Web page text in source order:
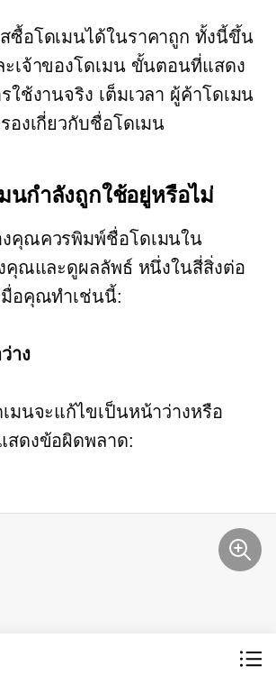
ซื้อโดเมนได้ในราคาถูก ทั้งนี้ขึ้น
เจ้าของโดเมน ขั้นตอนที่แสดง
ใช้งานจริง เต็มเวลา ผู้ค้าโดเมน
องเกี่ยวกับชื่อโดเมน
นกำลังถูกใช้อยู่หรือไม่
คุณควรพิมพ์ชื่อโดเมนใน
คุณและดูผลลัพธ์ หนึ่งในสี่สิ่งต่อ
มื่อคุณทำเช่นนี้:
าง
มนจะแก้ไขเป็นหน้าว่างหรือ
สดงข้อผิดพลาด: